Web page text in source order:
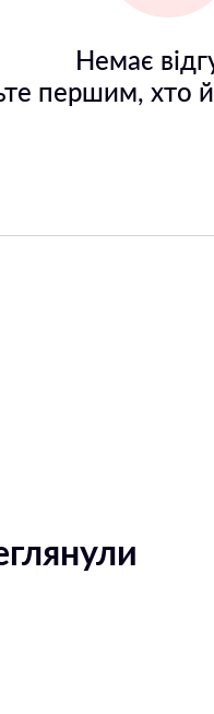
Немає
першим, хто